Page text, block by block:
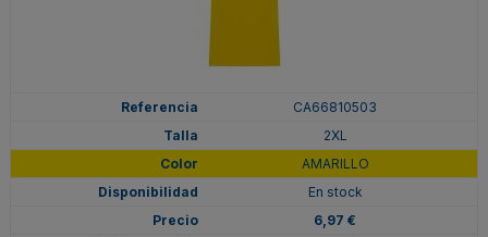
CA66810503
2XL
AMARILLO
En stock
6,97 €